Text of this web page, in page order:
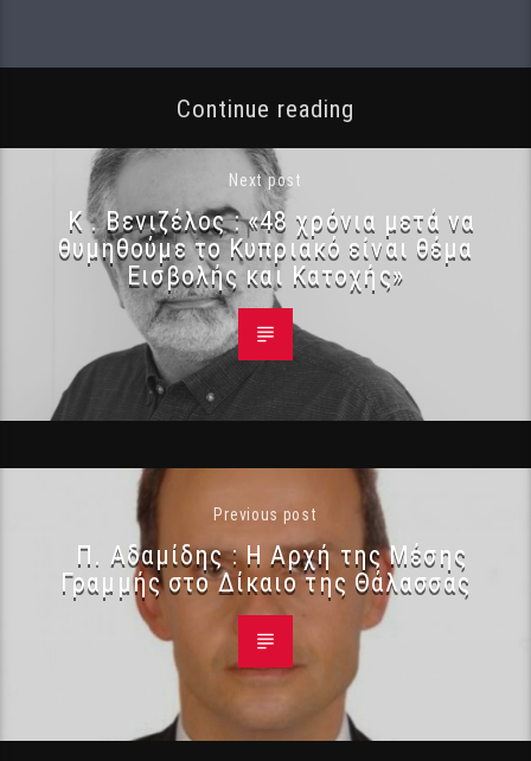
Continue reading
Next post
Κ . Βενιζέλος : «48 χρόνια μετά να
θυμηθούμε το Κυπριακό είναι θέμα
Εισβολής και Κατοχής»
Previous post
Π. Αδαμίδης : Η Αρχή της Μέσης
Γραμμής στο Δίκαιο της Θάλασσας